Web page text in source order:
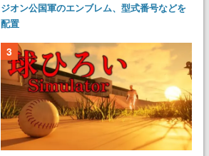
ジオン公国軍のエンブレム、型式番号などを
配置
3